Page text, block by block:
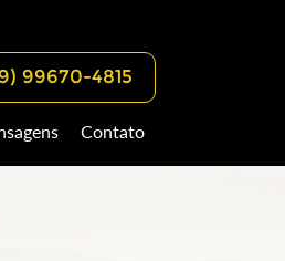
99670-4815
Contato